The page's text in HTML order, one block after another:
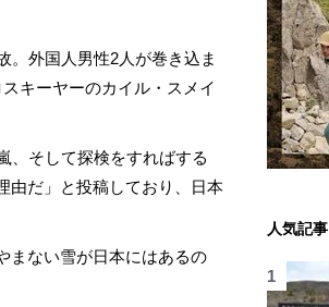
外国人男性2人が巻き込ま
キーヤーのカイル・スメイ
、そして探検をすればする
由だ」と投稿しており、日本
まない雪が日本にはあるの
人気記事